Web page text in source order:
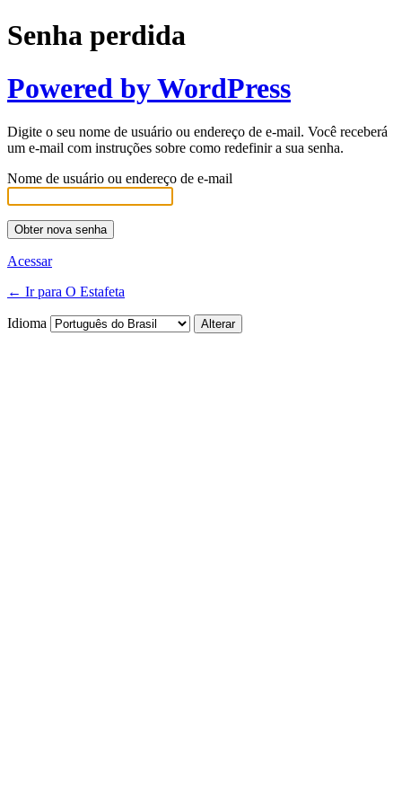
Senha perdida
Powered by WordPress
Digite o seu nome de usuário ou endereço de e-mail. Você receberá
um e-mail com instruções sobre como redefinir a sua senha.
Nome de usuário ou endereço de e-mail
Acessar
← Ir para O Estafeta
Idioma